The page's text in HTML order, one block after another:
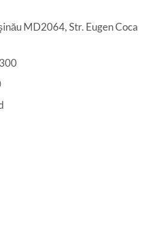
MD2064, Str. Eugen Coca